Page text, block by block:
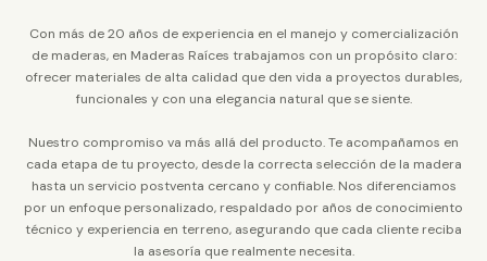
Con más de 20 años de experiencia en el manejo y comercialización
de maderas, en Maderas Raíces trabajamos con un propósito claro:
ofrecer materiales de alta calidad que den vida a proyectos durables,
funcionales y con una elegancia natural que se siente.
Nuestro compromiso va más allá del producto. Te acompañamos en
cada etapa de tu proyecto, desde la correcta selección de la madera
hasta un servicio postventa cercano y confiable. Nos diferenciamos
por un enfoque personalizado, respaldado por años de conocimiento
técnico y experiencia en terreno, asegurando que cada cliente reciba
la asesoría que realmente necesita.